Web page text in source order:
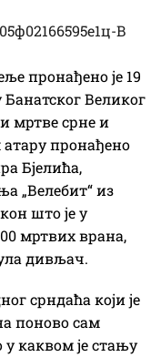
пронађено је 19
Великог
мртве срне и
атару пронађено
Бјелића,
„Велебит“ из
што је у
мртвих врана,
дивљач.
срндаћа који је
поново сам
каквом је стању